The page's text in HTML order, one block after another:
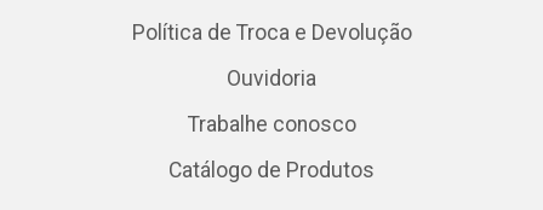
Política de Troca e Devolução
Ouvidoria
Trabalhe conosco
Catálogo de Produtos